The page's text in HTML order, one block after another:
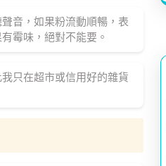
音，如果粉流動順暢，表
霉味，絕對不能要。
只在超市或信用好的雜貨